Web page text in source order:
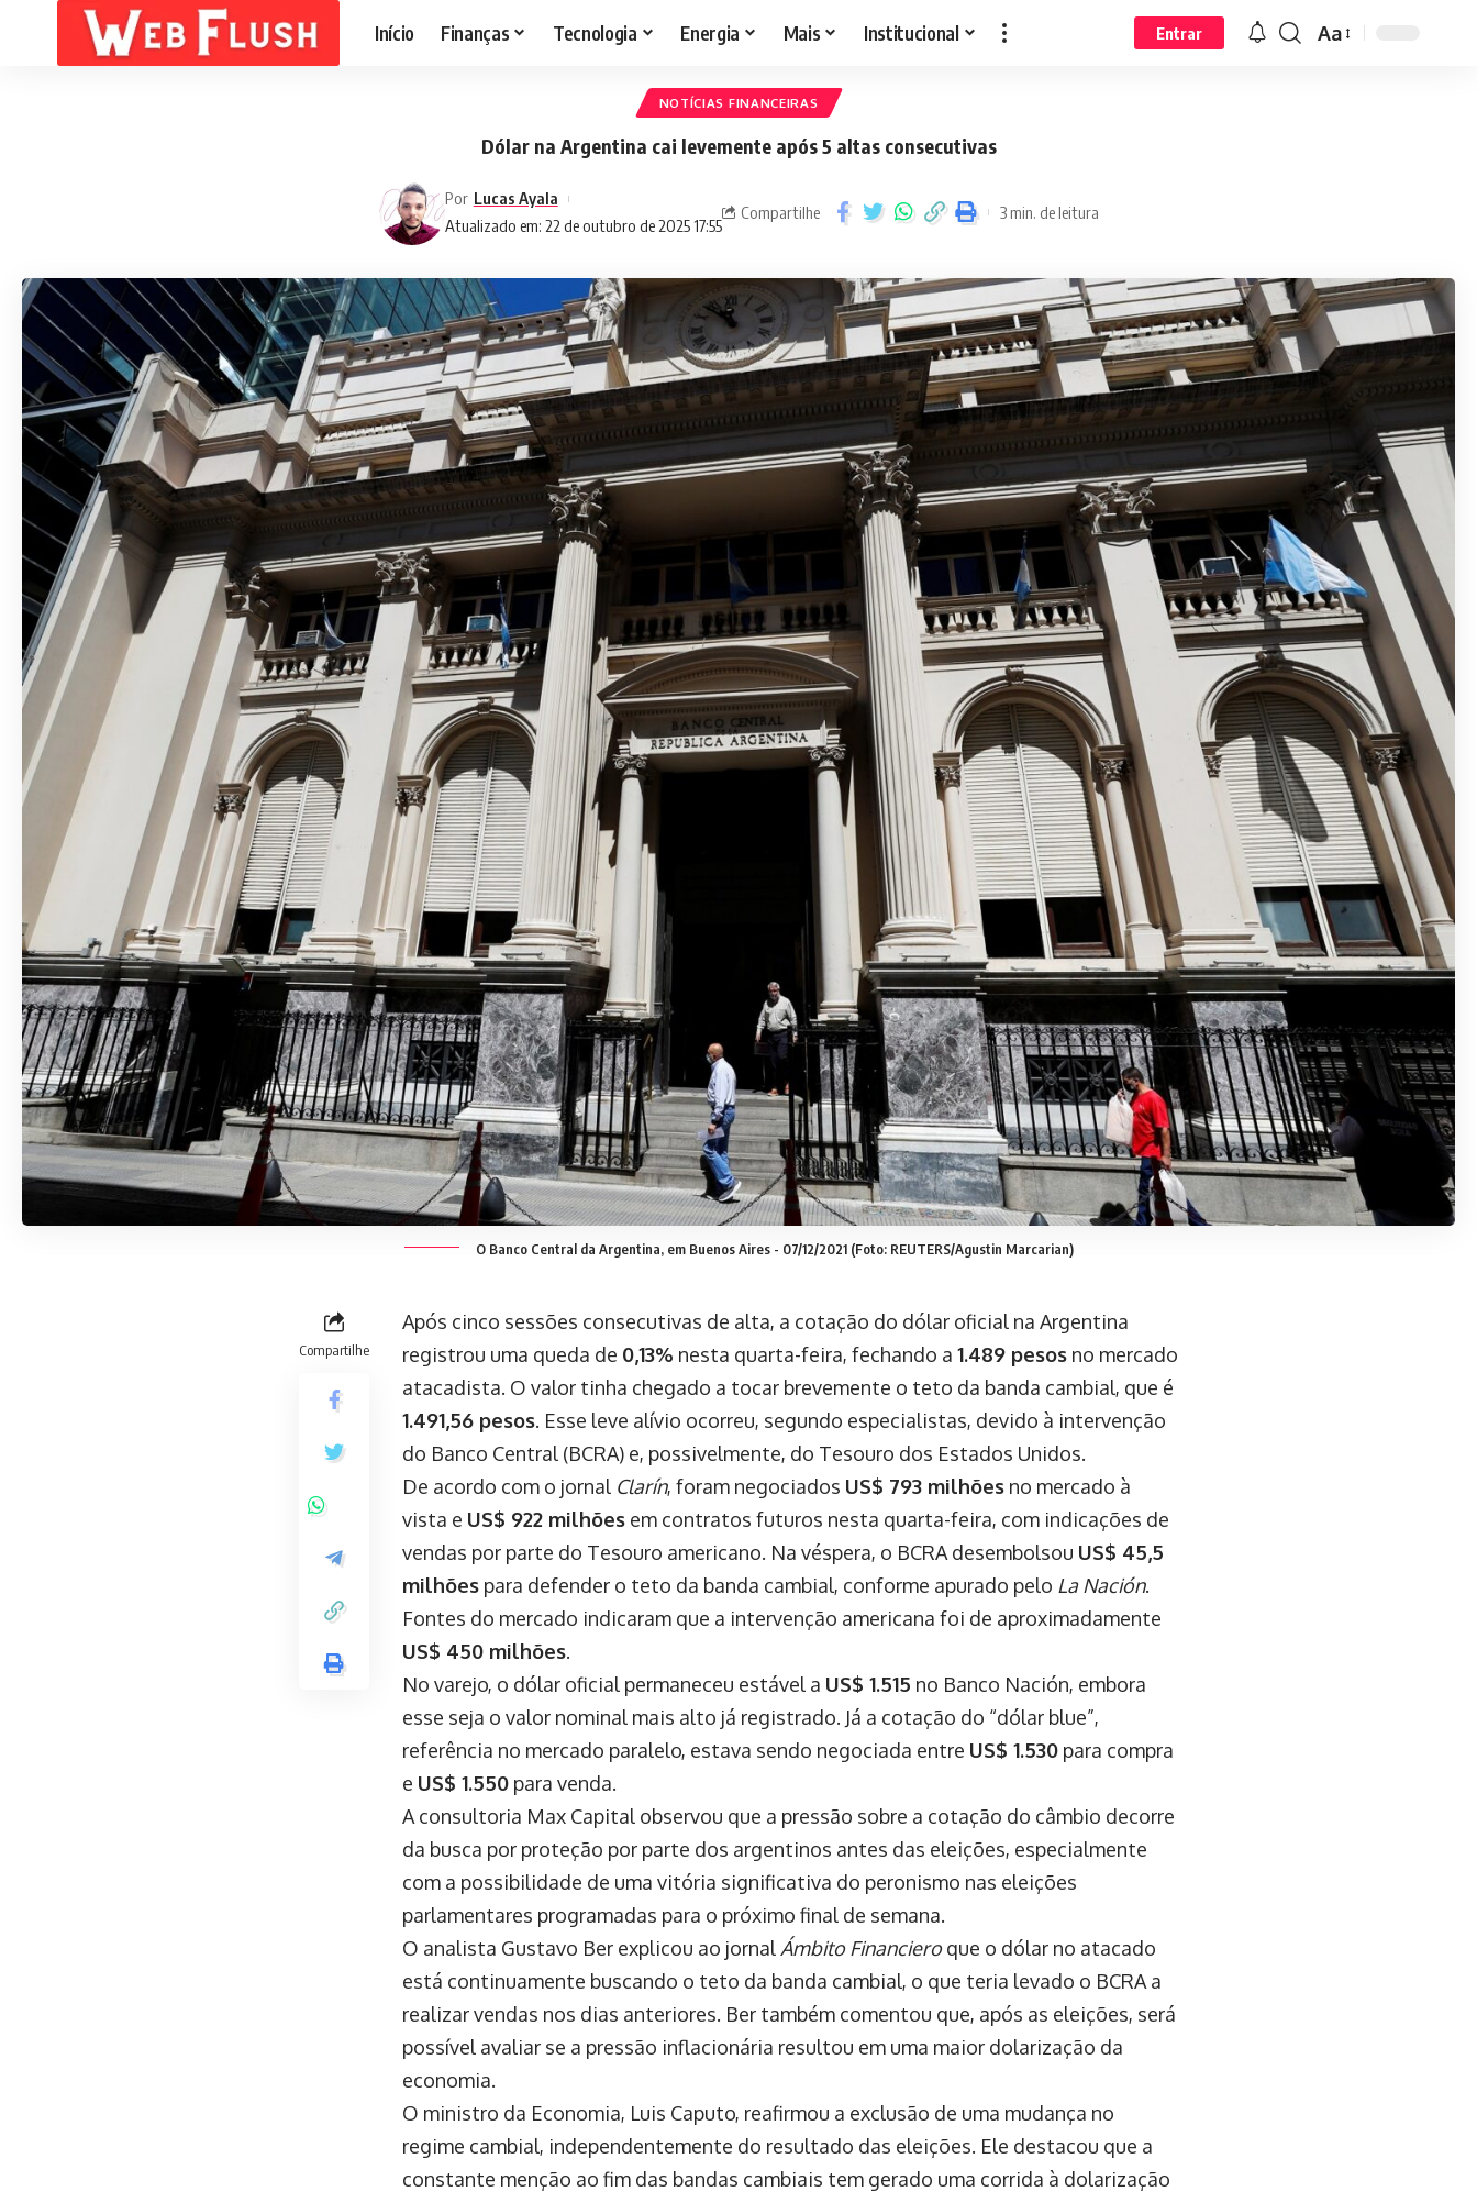
Início Finanças Tecnologia Energia Mais Institucional Entrar Aa
NOTÍCIAS FINANCEIRAS
Dólar na Argentina cai levemente após 5 altas consecutivas
Atualizado em: 22 de outubro de 2025 17:55
Por Lucas Ayala
Compartilhe 3 min. de leitura
O Banco Central da Argentina, em Buenos Aires - 07/12/2021 (Foto: REUTERS/Agustin Marcarian)
Compartilhe
Após cinco sessões consecutivas de alta, a cotação do dólar oficial na Argentina
registrou uma queda de 0,13% nesta quarta-feira, fechando a 1.489 pesos no mercado
atacadista. O valor tinha chegado a tocar brevemente o teto da banda cambial, que é
1.491,56 pesos. Esse leve alívio ocorreu, segundo especialistas, devido à intervenção
do Banco Central (BCRA) e, possivelmente, do Tesouro dos Estados Unidos.
De acordo com o jornal Clarín, foram negociados US$ 793 milhões no mercado à
vista e US$ 922 milhões em contratos futuros nesta quarta-feira, com indicações de
vendas por parte do Tesouro americano. Na véspera, o BCRA desembolsou US$ 45,5
milhões para defender o teto da banda cambial, conforme apurado pelo La Nación.
Fontes do mercado indicaram que a intervenção americana foi de aproximadamente
US$ 450 milhões.
No varejo, o dólar oficial permaneceu estável a US$ 1.515 no Banco Nación, embora
esse seja o valor nominal mais alto já registrado. Já a cotação do “dólar blue”,
referência no mercado paralelo, estava sendo negociada entre US$ 1.530 para compra
e US$ 1.550 para venda.
A consultoria Max Capital observou que a pressão sobre a cotação do câmbio decorre
da busca por proteção por parte dos argentinos antes das eleições, especialmente
com a possibilidade de uma vitória significativa do peronismo nas eleições
parlamentares programadas para o próximo final de semana.
O analista Gustavo Ber explicou ao jornal Ámbito Financieroque o dólar no atacado
está continuamente buscando o teto da banda cambial, o que teria levado o BCRA a
realizar vendas nos dias anteriores. Ber também comentou que, após as eleições, será
possível avaliar se a pressão inflacionária resultou em uma maior dolarização da
economia.
O ministro da Economia, Luis Caputo, reafirmou a exclusão de uma mudança no
regime cambial, independentemente do resultado das eleições. Ele destacou que a
constante menção ao fim das bandas cambiais tem gerado uma corrida à dolarização